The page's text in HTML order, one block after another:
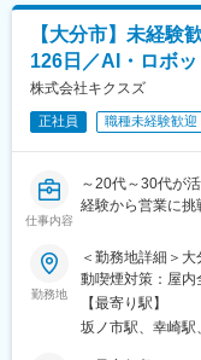
ビス体制の確立
岡市天神の本社
山口・長崎・熊
所を展開していま
との密接な連携の
密着した活動を
・商品情報のとり
・商品のスケジュ
・各部署への確認
・カタログチェッ
■魅力：
・完全週休二日制
・年間休日120日
・残業ほぼなし
する場合あり
■当社について：
丸三は創業87年
会社です。全国各
【大分市】未経
126日／AI・ロボ
株式会社キクスズ
正社員 職種未経験歓迎
仕事内容
～20代～30代が
経験から営業に
＼こんな方にお
・営業職として
・同じ作業の繰
・将来に役立つス
勤務地
＜勤務地詳細＞
動喫煙対策：屋内
【最寄り駅】
坂ノ市駅、幸崎駅